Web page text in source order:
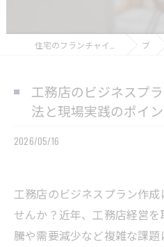
ブログ
工務店のビジネスプ
法と現場実践のポイ
2026/05/16
工務店のビジネスプラン作
せんか？近年、工務店経営
騰や需要減少など複雑な課